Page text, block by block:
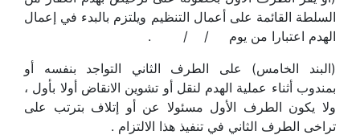
السلطة القائمة على أعمال التنظيم ويلتزم بالبدء في إعمال
الهدم اعتبارا من يوم / / .
(البند الخامس) على الطرف الثاني التواجد بنفسه أو
بمندوب أثناء عملية الهدم لنقل أو تشوين الانقاض أولا بأول ،
ولا يكون الطرف الأول مسئولا عن أو إتلاف بترتب على
تراخى الطرف الثاني في تنفيذ هذا الالتزام .